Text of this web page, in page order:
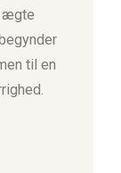
ægte
til en